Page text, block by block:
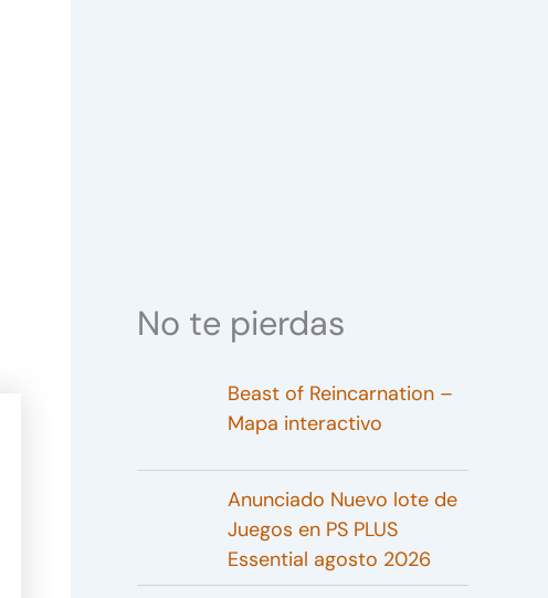
No te pierdas
Beast of Reincarnation –
Mapa interactivo
Anunciado Nuevo lote de
Juegos en PS PLUS
Essential agosto 2026